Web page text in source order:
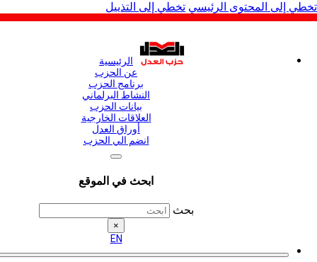
المحتوى الرئيسي تخطي إلى التذييل
الرئيسية
عن الحزب
برنامج الحزب
النشاط البرلماني
بيانات الحزب
العلاقات الخارجية
أوراق العدل
انضم الي الحزب
ابحث في الموقع